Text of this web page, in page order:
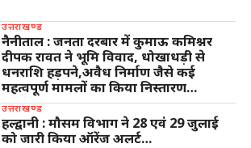
उत्तराखण्ड
नैनीताल : जनता दरबार में कुमाऊ कमिश्नर
दीपक रावत ने भूमि विवाद, धोखाधड़ी से
धनराशि हड़पने,अवैध निर्माण जैसे कई
महत्वपूर्ण मामलों का किया निस्तारण…
उत्तराखण्ड
हल्द्वानी : मौसम विभाग ने 28 एवं 29 जुलाई
को जारी किया ऑरेंज अलर्ट…